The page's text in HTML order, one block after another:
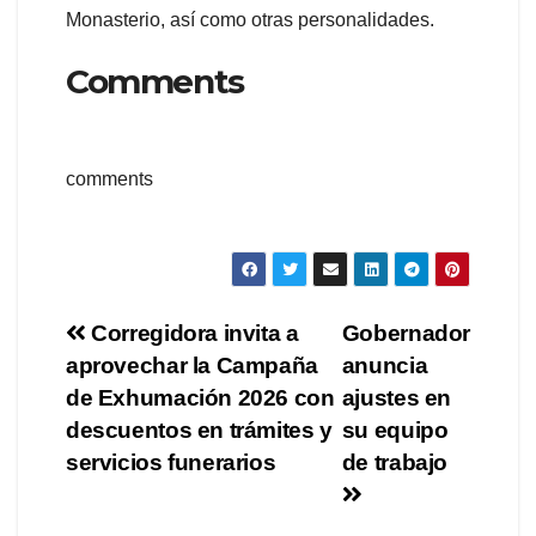
Monasterio, así como otras personalidades.
Comments
comments
Navegación
de
entradas
Gobernador
anuncia
ajustes en
su equipo
de trabajo
Corregidora invita a
aprovechar la Campaña
de Exhumación 2026 con
descuentos en trámites y
servicios funerarios